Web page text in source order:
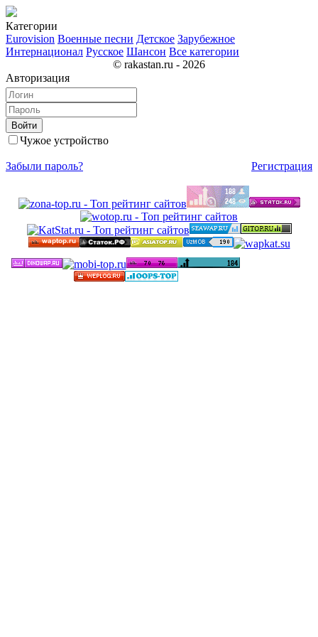
Категории
Eurovision Военные песни Детское Зарубежное
Интернационал Русское Шансон Все категории
© rakastan.ru - 2026
Авторизация
Войти
Чужое устройство
Забыли пароль? Регистрация